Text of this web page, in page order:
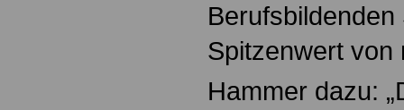
Spitzenwert von
Hammer dazu: